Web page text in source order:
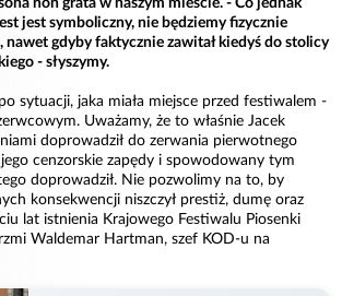
non grata w naszym mieście. - Co jednak
jest symboliczny, nie będziemy fizycznie
nawet gdyby faktycznie zawitał kiedyś do stolicy
- słyszymy.
sytuacji, jaka miała miejsce przed festiwalem -
Uważamy, że to właśnie Jacek
doprowadził do zerwania pierwotnego
cenzorskie zapędy i spowodowany tym
doprowadził. Nie pozwolimy na to, by
konsekwencji niszczył prestiż, dumę oraz
lat istnienia Krajowego Festiwalu Piosenki
Waldemar Hartman, szef KOD-u na